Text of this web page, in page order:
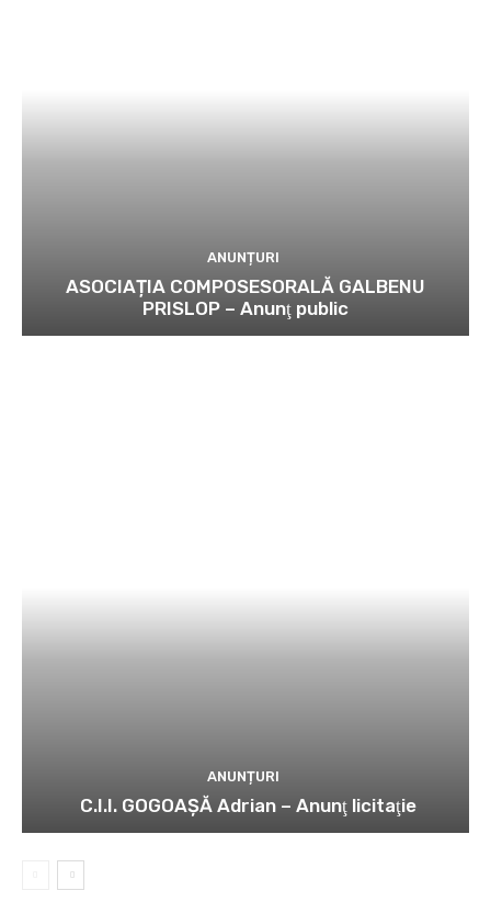
ANUNȚURI
ASOCIAȚIA COMPOSESORALĂ GALBENU
PRISLOP – Anunţ public
ANUNȚURI
C.I.I. GOGOAŞĂ Adrian – Anunţ licitaţie